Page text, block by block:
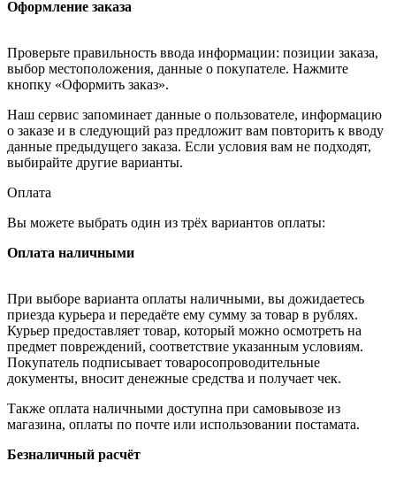
Оформление заказа
Проверьте правильность ввода информации: позиции заказа,
выбор местоположения, данные о покупателе. Нажмите
кнопку «Оформить заказ».
Наш сервис запоминает данные о пользователе, информацию
о заказе и в следующий раз предложит вам повторить к вводу
данные предыдущего заказа. Если условия вам не подходят,
выбирайте другие варианты.
Оплата
Вы можете выбрать один из трёх вариантов оплаты:
Оплата наличными
При выборе варианта оплаты наличными, вы дожидаетесь
приезда курьера и передаёте ему сумму за товар в рублях.
Курьер предоставляет товар, который можно осмотреть на
предмет повреждений, соответствие указанным условиям.
Покупатель подписывает товаросопроводительные
документы, вносит денежные средства и получает чек.
Также оплата наличными доступна при самовывозе из
магазина, оплаты по почте или использовании постамата.
Безналичный расчёт